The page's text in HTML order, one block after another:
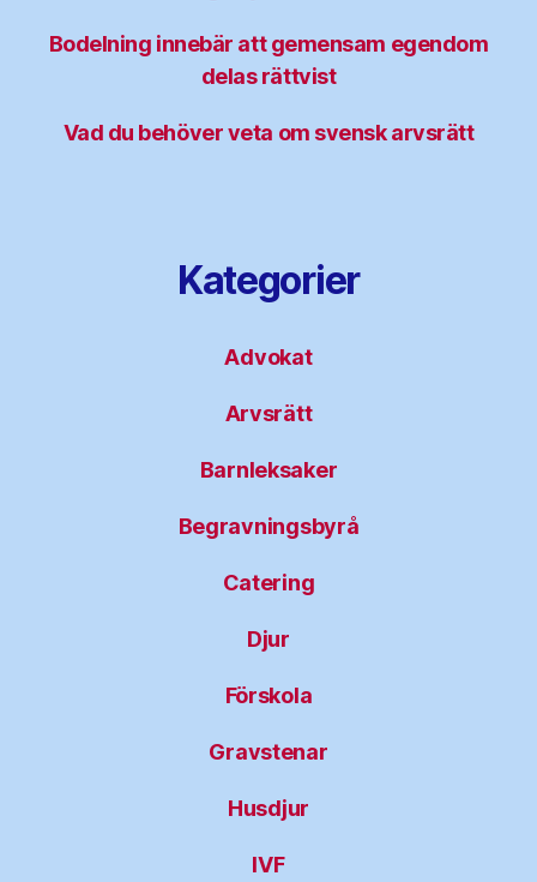
Bodelning innebär att gemensam egendom
delas rättvist
Vad du behöver veta om svensk arvsrätt
Kategorier
Advokat
Arvsrätt
Barnleksaker
Begravningsbyrå
Catering
Djur
Förskola
Gravstenar
Husdjur
IVF